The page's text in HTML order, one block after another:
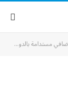
بالدولار الأمريكي